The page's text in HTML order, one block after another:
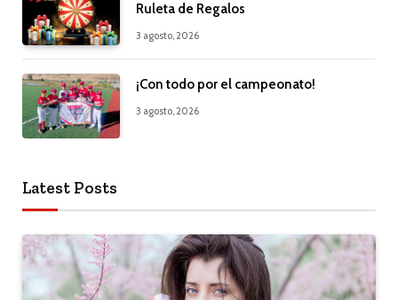
Ruleta de Regalos
3 agosto, 2026
¡Con todo por el campeonato!
3 agosto, 2026
Latest Posts